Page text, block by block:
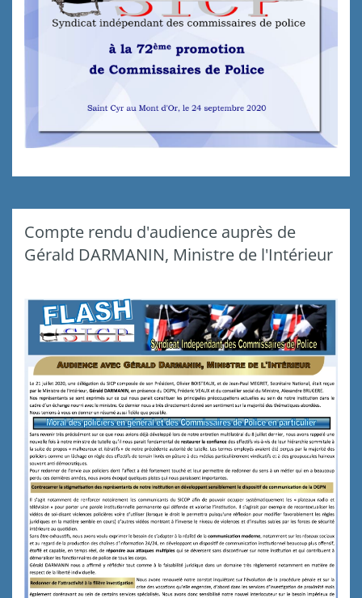
Compte rendu d'audience auprès de
Gérald DARMANIN, Ministre de l'Intérieur